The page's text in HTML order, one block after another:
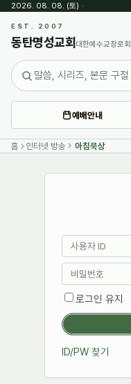
2026. 08. 08. (토) ·
EST. 2007
동탄명성교회 대한예수교장로회
예배안내
홈 인터넷 방송 아침묵상
로그인 유지
ID/PW 찾기